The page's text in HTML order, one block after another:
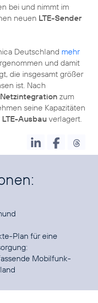
bei und nimmt im
neuen LTE-Sender
Deutschland mehr
und damit
die insgesamt größer
ist. Nach
zum
seine Kapazitäten
LTE-Ausbau verlagert.
Plan für eine
:
Mobilfunk-